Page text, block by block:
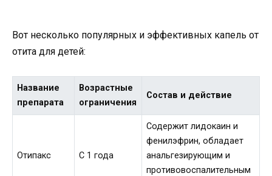
Вот несколько популярных и эффективных капель от
отита для детей:
Название
препарата
Возрастные
ограничения
Состав и действие
Отипакс С 1 года
Содержит лидокаин и
фенилэфрин, обладает
анальгезирующим и
противовоспалительным